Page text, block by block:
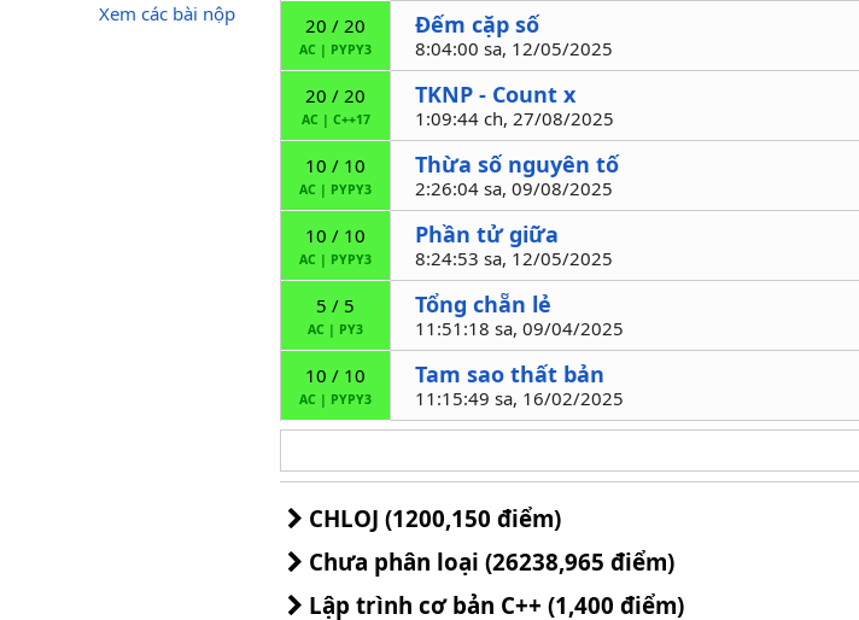
Xem các bài nộp
20 / 20
AC | PYPY3
Đếm cặp số
8:04:00 sa, 12/05/2025
20 / 20
AC | C++17
TKNP - Count x
1:09:44 ch, 27/08/2025
10 / 10
AC | PYPY3
Thừa số nguyên tố
2:26:04 sa, 09/08/2025
10 / 10
AC | PYPY3
Phần tử giữa
8:24:53 sa, 12/05/2025
5 / 5
AC | PY3
Tổng chẵn lẻ
11:51:18 sa, 09/04/2025
10 / 10
AC | PYPY3
Tam sao thất bản
11:15:49 sa, 16/02/2025
CHLOJ (1200,150 điểm)
Chưa phân loại (26238,965 điểm)
Lập trình cơ bản C++ (1,400 điểm)